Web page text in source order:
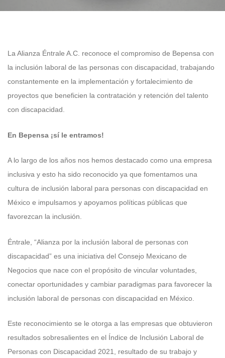
La Alianza Éntrale A.C. reconoce el compromiso de Bepensa con
la inclusión laboral de las personas con discapacidad, trabajando
constantemente en la implementación y fortalecimiento de
proyectos que beneficien la contratación y retención del talento
con discapacidad.
En Bepensa ¡sí le entramos!
A lo largo de los años nos hemos destacado como una empresa
inclusiva y esto ha sido reconocido ya que fomentamos una
cultura de inclusión laboral para personas con discapacidad en
México e impulsamos y apoyamos políticas públicas que
favorezcan la inclusión.
Éntrale, “Alianza por la inclusión laboral de personas con
discapacidad” es una iniciativa del Consejo Mexicano de
Negocios que nace con el propósito de vincular voluntades,
conectar oportunidades y cambiar paradigmas para favorecer la
inclusión laboral de personas con discapacidad en México.
Este reconocimiento se le otorga a las empresas que obtuvieron
resultados sobresalientes en el Índice de Inclusión Laboral de
Personas con Discapacidad 2021, resultado de su trabajo y